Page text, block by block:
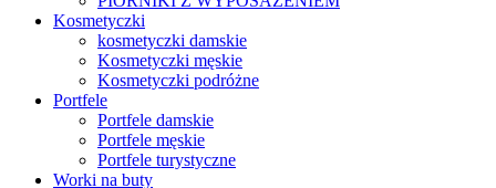
Kosmetyczki
kosmetyczki damskie
Kosmetyczki męskie
Kosmetyczki podróżne
Portfele
Portfele damskie
Portfele męskie
Portfele turystyczne
Worki na buty